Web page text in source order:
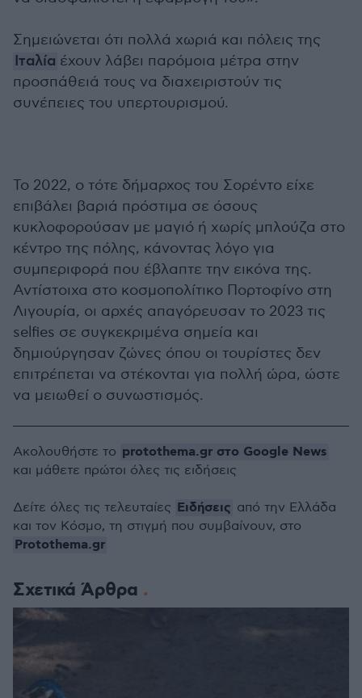
Σημειώνεται ότι πολλά χωριά και πόλεις της
Ιταλία έχουν λάβει παρόμοια μέτρα στην
προσπάθειά τους να διαχειριστούν τις
συνέπειες του υπερτουρισμού.
Το 2022, ο τότε δήμαρχος του Σορέντο είχε
επιβάλει βαριά πρόστιμα σε όσους
κυκλοφορούσαν με μαγιό ή χωρίς μπλούζα στο
κέντρο της πόλης, κάνοντας λόγο για
συμπεριφορά που έβλαπτε την εικόνα της.
Αντίστοιχα στο κοσμοπολίτικο Πορτοφίνο στη
Λιγουρία, οι αρχές απαγόρευσαν το 2023 τις
selfies σε συγκεκριμένα σημεία και
δημιούργησαν ζώνες όπου οι τουρίστες δεν
επιτρέπεται να στέκονται για πολλή ώρα, ώστε
να μειωθεί ο συνωστισμός.
Σχετικά Άρθρα
Ακολουθήστε το protothema.gr στο Google News
και μάθετε πρώτοι όλες τις ειδήσεις
Δείτε όλες τις τελευταίες Ειδήσεις από την Ελλάδα
και τον Κόσμο, τη στιγμή που συμβαίνουν, στο
Protothema.gr